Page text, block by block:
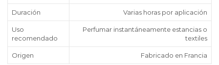
Duración Varias horas por aplicación
Uso
recomendado
Perfumar instantáneamente estancias o
textiles
Origen Fabricado en Francia